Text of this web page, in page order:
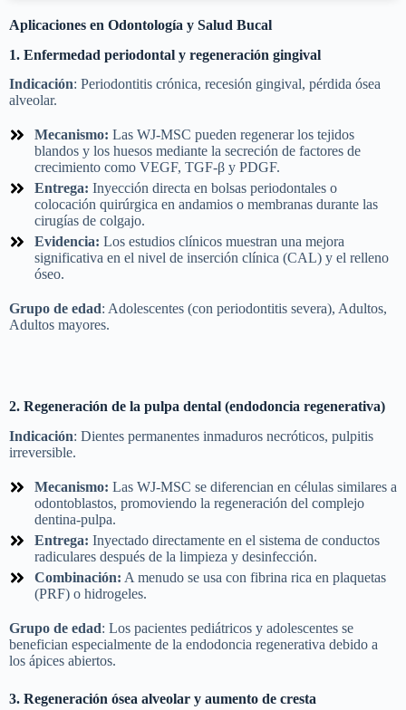
Aplicaciones en Odontología y Salud Bucal
1. Enfermedad periodontal y regeneración gingival
Indicación: Periodontitis crónica, recesión gingival, pérdida ósea
alveolar.
Mecanismo: Las WJ-MSC pueden regenerar los tejidos
blandos y los huesos mediante la secreción de factores de
crecimiento como VEGF, TGF-β y PDGF.
Entrega: Inyección directa en bolsas periodontales o
colocación quirúrgica en andamios o membranas durante las
cirugías de colgajo.
Evidencia: Los estudios clínicos muestran una mejora
significativa en el nivel de inserción clínica (CAL) y el relleno
óseo.
Grupo de edad: Adolescentes (con periodontitis severa), Adultos,
Adultos mayores.
2. Regeneración de la pulpa dental (endodoncia regenerativa)
Indicación: Dientes permanentes inmaduros necróticos, pulpitis
irreversible.
Mecanismo: Las WJ-MSC se diferencian en células similares a
odontoblastos, promoviendo la regeneración del complejo
dentina-pulpa.
Entrega: Inyectado directamente en el sistema de conductos
radiculares después de la limpieza y desinfección.
Combinación: A menudo se usa con fibrina rica en plaquetas
(PRF) o hidrogeles.
Grupo de edad: Los pacientes pediátricos y adolescentes se
benefician especialmente de la endodoncia regenerativa debido a
los ápices abiertos.
3. Regeneración ósea alveolar y aumento de cresta